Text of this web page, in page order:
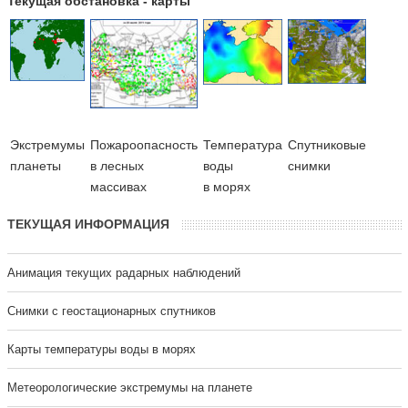
Экстремумы
планеты
Пожароопасность
в лесных
массивах
Температура
воды
в морях
Cпутниковые
снимки
ТЕКУЩАЯ ИНФОРМАЦИЯ
Анимация текущих радарных наблюдений
Cнимки с геостационарных спутников
Карты температуры воды в морях
Метеорологические экстремумы на планете